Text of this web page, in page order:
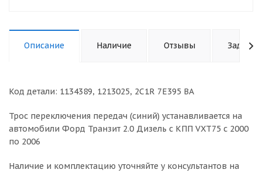
Описание Наличие Отзывы Задать
Код детали: 1134389, 1213025, 2C1R 7E395 BA
Трос переключения передач (синий) устанавливается на
автомобили Форд Транзит 2.0 Дизель с КПП VXT75 с 2000
по 2006
Наличие и комплектацию уточняйте у консультантов на